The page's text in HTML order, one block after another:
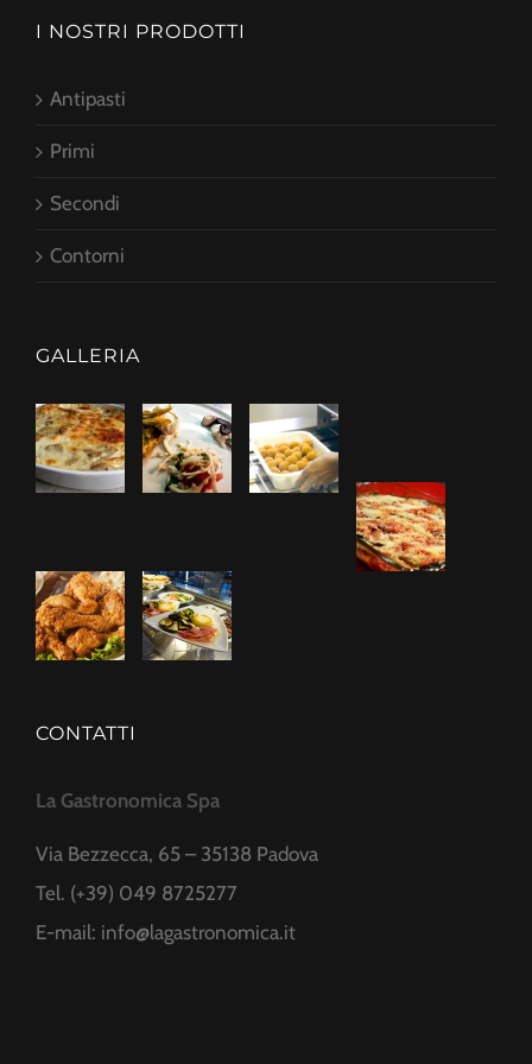
I NOSTRI PRODOTTI
Antipasti
Primi
Secondi
Contorni
GALLERIA
CONTATTI
La Gastronomica Spa
Via Bezzecca, 65 – 35138 Padova
Tel. (+39) 049 8725277
E-mail: info@lagastronomica.it